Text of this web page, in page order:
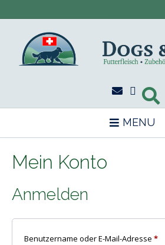
MENU
Mein Konto
Anmelden
Benutzername oder E-Mail-Adresse *